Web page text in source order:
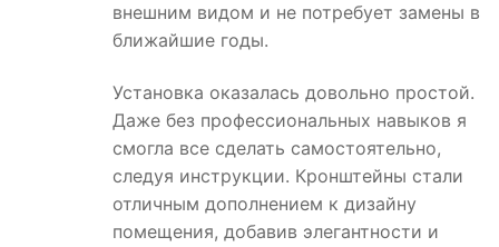
внешним видом и не потребует замены в
ближайшие годы.
Установка оказалась довольно простой.
Даже без профессиональных навыков я
смогла все сделать самостоятельно,
следуя инструкции. Кронштейны стали
отличным дополнением к дизайну
помещения, добавив элегантности и